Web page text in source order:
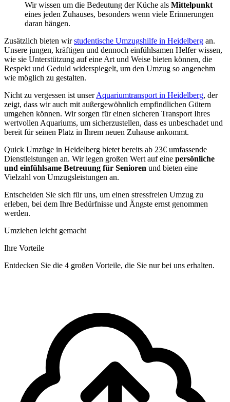
Wir wissen um die Bedeutung der Küche als Mittelpunkt
eines jeden Zuhauses, besonders wenn viele Erinnerungen
daran hängen.
Zusätzlich bieten wirstudentische Umzugshilfe in Heidelberg an.
Unsere jungen, kräftigen und dennoch einfühlsamen Helfer wissen,
wie sie Unterstützung auf eine Art und Weise bieten können, die
Respekt und Geduld widerspiegelt, um den Umzug so angenehm
wie möglich zu gestalten.
Nicht zu vergessen ist unserAquariumtransport in Heidelberg, der
zeigt, dass wir auch mit außergewöhnlich empfindlichen Gütern
umgehen können. Wir sorgen für einen sicheren Transport Ihres
wertvollen Aquariums, um sicherzustellen, dass es unbeschadet und
bereit für seinen Platz in Ihrem neuen Zuhause ankommt.
Quick Umzüge in Heidelberg bietet bereits ab 23€ umfassende
Dienstleistungen an. Wir legen großen Wert auf eine persönliche
und einfühlsame Betreuung für Senioren und bieten eine
Vielzahl von Umzugsleistungen an.
Entscheiden Sie sich für uns, um einen stressfreien Umzug zu
erleben, bei dem Ihre Bedürfnisse und Ängste ernst genommen
werden.
Umziehen leicht gemacht
Ihre Vorteile
Entdecken Sie die 4 großen Vorteile, die Sie nur bei uns erhalten.